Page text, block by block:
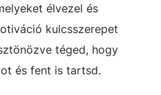
élvezel és
kulcsszerepet
téged, hogy
és fent is tartsd.